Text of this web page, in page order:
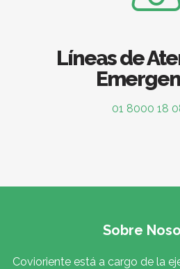
Líneas de
01 8000 18
Sobre
Covioriente está a cargo de la